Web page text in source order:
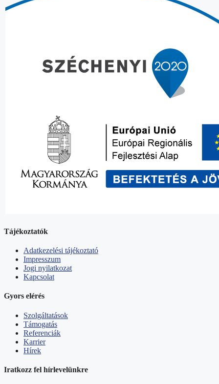
Tájékoztatók
Adatkezelési tájékoztató
Impresszum
Jogi nyilatkozat
Kapcsolat
Gyors elérés
Szolgáltatások
Támogatás
Referenciák
Karrier
Hírek
Iratkozz fel hírlevelünkre